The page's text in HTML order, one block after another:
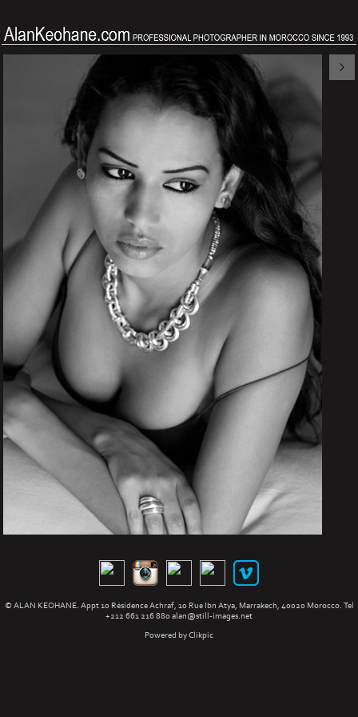
© ALAN KEOHANE. Appt 10 Résidence Achraf, 10 Rue Ibn Atya, Marrakech, 40020 Morocco. Tel
+212 661 216 880 alan@still-images.net
Powered byClikpic